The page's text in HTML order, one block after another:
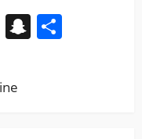
Telegram
Snapchat